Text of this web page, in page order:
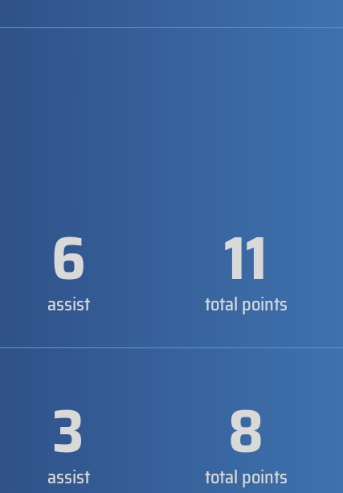
6
assist 11
total points
3
assist 8
total points